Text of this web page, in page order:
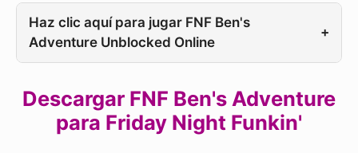
Haz clic aquí para jugar FNF Ben's
Adventure Unblocked Online
+
Descargar FNF Ben's Adventure
para Friday Night Funkin'